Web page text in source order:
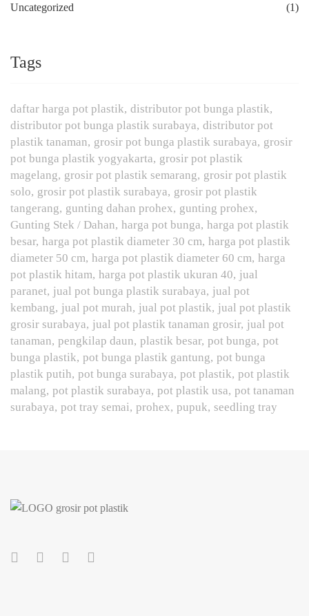
Uncategorized (1)
Tags
daftar harga pot plastik distributor pot bunga plastik
distributor pot bunga plastik surabaya distributor pot
plastik tanaman grosir pot bunga plastik surabaya grosir
pot bunga plastik yogyakarta grosir pot plastik
magelang grosir pot plastik semarang grosir pot plastik
solo grosir pot plastik surabaya grosir pot plastik
tangerang gunting dahan prohex gunting prohex
Gunting Stek / Dahan harga pot bunga harga pot plastik
besar harga pot plastik diameter 30 cm harga pot plastik
diameter 50 cm harga pot plastik diameter 60 cm harga
pot plastik hitam harga pot plastik ukuran 40 jual
paranet jual pot bunga plastik surabaya jual pot
kembang jual pot murah jual pot plastik jual pot plastik
grosir surabaya jual pot plastik tanaman grosir jual pot
tanaman pengkilap daun plastik besar pot bunga pot
bunga plastik pot bunga plastik gantung pot bunga
plastik putih pot bunga surabaya pot plastik pot plastik
malang pot plastik surabaya pot plastik usa pot tanaman
surabaya pot tray semai prohex pupuk seedling tray